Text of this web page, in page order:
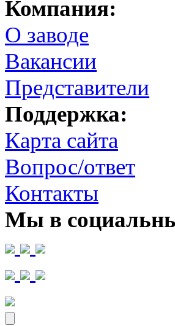
Компания:
О заводе
Вакансии
Представители
Поддержка:
Карта сайта
Вопрос/ответ
Контакты
Мы в